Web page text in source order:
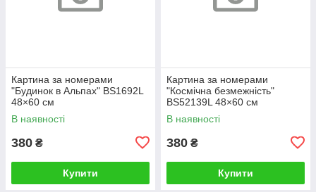
Картина за номерами
"Будинок в Альпах" BS1692L
48×60 см
В наявності
380 ₴
Купити
Картина за номерами
"Космічна безмежність"
BS52139L 48×60 см
В наявності
380 ₴
Купити